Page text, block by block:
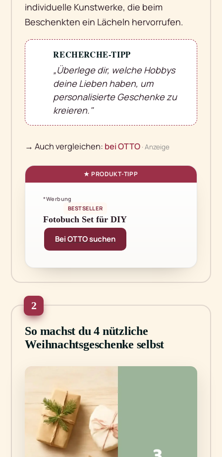
individuelle Kunstwerke, die beim
Beschenkten ein Lächeln hervorrufen.
RECHERCHE-TIPP
„Überlege dir, welche Hobbys
deine Lieben haben, um
personalisierte Geschenke zu
kreieren."
→ Auch vergleichen: bei OTTO · Anzeige
*Werbung
BESTSELLER
Fotobuch Set für DIY
Bei OTTO suchen
2
So machst du 4 nützliche
Weihnachtsgeschenke selbst